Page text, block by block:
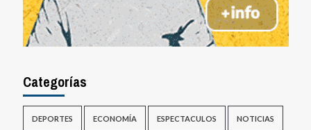
Categorías
DEPORTES ECONOMÍA ESPECTACULOS NOTICIAS